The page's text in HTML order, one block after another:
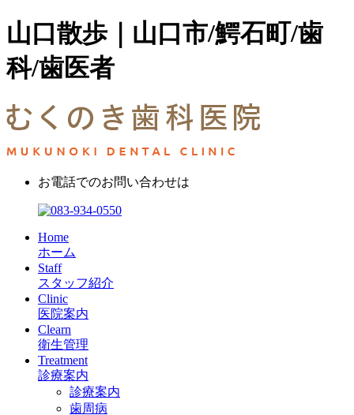
山口散歩｜山口市/鰐石町/歯
科/歯医者
お電話でのお問い合わせは
Home
ホーム
Staff
スタッフ紹介
Clinic
医院案内
Clearn
衛生管理
Treatment
診療案内
診療案内
歯周病